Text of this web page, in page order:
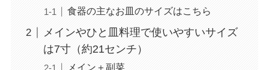
食器の主なお皿のサイズはこちら
メインやひと皿料理で使いやすいサイズ
は7寸（約21センチ）
メイン＋副菜